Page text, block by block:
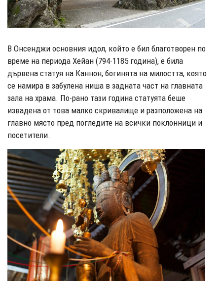
В Онсенджи основния идол, който е бил благотворен по
време на периода Хейан (794-1185 година), е била
дървена статуя на Каннон, богинята на милостта, която
се намира в забулена ниша в задната част на главната
зала на храма. По-рано тази година статуята беше
извадена от това малко скривалище и разположена на
главно място пред погледите на всички поклонници и
посетители.